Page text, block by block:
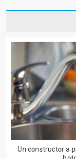
Un constructor a